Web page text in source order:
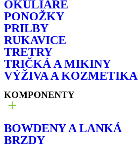
OKULIARE
PONOŽKY
PRILBY
RUKAVICE
TRETRY
TRIČKÁ A MIKINY
VÝŽIVA A KOZMETIKA
KOMPONENTY
BOWDENY A LANKÁ
BRZDY